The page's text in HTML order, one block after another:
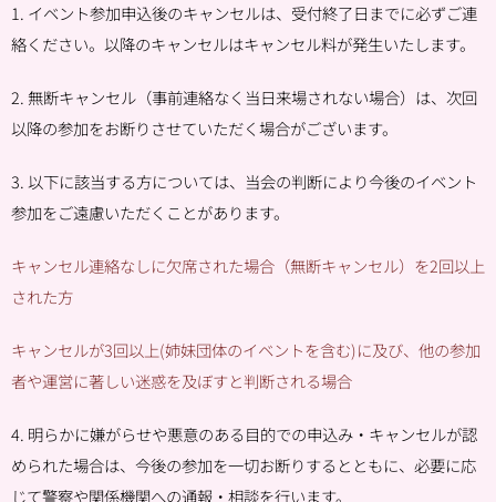
1. イベント参加申込後のキャンセルは、受付終了日までに必ずご連
絡ください。以降のキャンセルはキャンセル料が発生いたします。
2. 無断キャンセル（事前連絡なく当日来場されない場合）は、次回
以降の参加をお断りさせていただく場合がございます。
3. 以下に該当する方については、当会の判断により今後のイベント
参加をご遠慮いただくことがあります。
キャンセル連絡なしに欠席された場合（無断キャンセル）を2回以上
された方
キャンセルが3回以上(姉妹団体のイベントを含む)に及び、他の参加
者や運営に著しい迷惑を及ぼすと判断される場合
4. 明らかに嫌がらせや悪意のある目的での申込み・キャンセルが認
められた場合は、今後の参加を一切お断りするとともに、必要に応
じて警察や関係機関への通報・相談を行います。